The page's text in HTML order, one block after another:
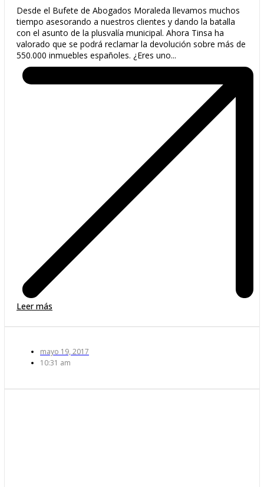
Desde el Bufete de Abogados Moraleda llevamos muchos
tiempo asesorando a nuestros clientes y dando la batalla
con el asunto de la plusvalía municipal. Ahora Tinsa ha
valorado que se podrá reclamar la devolución sobre más de
550.000 inmuebles españoles. ¿Eres uno...
Leer más
mayo 19, 2017
10:31 am